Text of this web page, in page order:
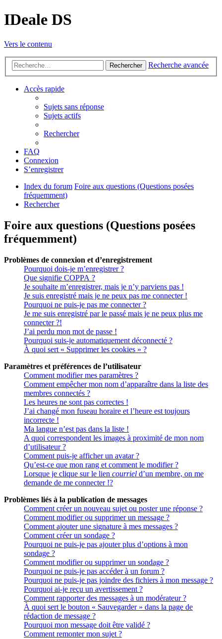
IDeale DS
Vers le contenu
Rechercher Recherche avancée
Accès rapide
Sujets sans réponse
Sujets actifs
Rechercher
FAQ
Connexion
S’enregistrer
Index du forum Foire aux questions (Questions posées
fréquemment)
Rechercher
Foire aux questions (Questions posées
fréquemment)
Problèmes de connexion et d’enregistrement
Pourquoi dois-je m’enregistrer ?
Que signifie COPPA ?
Je souhaite m’enregistrer, mais je n’y parviens pas !
Je suis enregistré mais je ne peux pas me connecter !
Pourquoi ne puis-je pas me connecter ?
Je me suis enregistré par le passé mais je ne peux plus me
connecter ?!
J’ai perdu mon mot de passe !
Pourquoi suis-je automatiquement déconnecté ?
À quoi sert « Supprimer les cookies » ?
Paramètres et préférences de l’utilisateur
Comment modifier mes paramètres ?
Comment empêcher mon nom d’apparaître dans la liste des
membres connectés ?
Les heures ne sont pas correctes !
J’ai changé mon fuseau horaire et l’heure est toujours
incorrecte !
Ma langue n’est pas dans la liste !
A quoi correspondent les images à proximité de mon nom
d’utilisateur ?
Comment puis-je afficher un avatar ?
Qu’est-ce que mon rang et comment le modifier ?
Lorsque je clique sur le lien courriel d’un membre, on me
demande de me connecter !?
Problèmes liés à la publication de messages
Comment créer un nouveau sujet ou poster une réponse ?
Comment modifier ou supprimer un message ?
Comment ajouter une signature à mes messages ?
Comment créer un sondage ?
Pourquoi ne puis-je pas ajouter plus d’options à mon
sondage ?
Comment modifier ou supprimer un sondage ?
Pourquoi ne puis-je pas accéder à un forum ?
Pourquoi ne puis-je pas joindre des fichiers à mon message ?
Pourquoi ai-je reçu un avertissement ?
Comment rapporter des messages à un modérateur ?
À quoi sert le bouton « Sauvegarder » dans la page de
rédaction de message ?
Pourquoi mon message doit être validé ?
Comment remonter mon sujet ?